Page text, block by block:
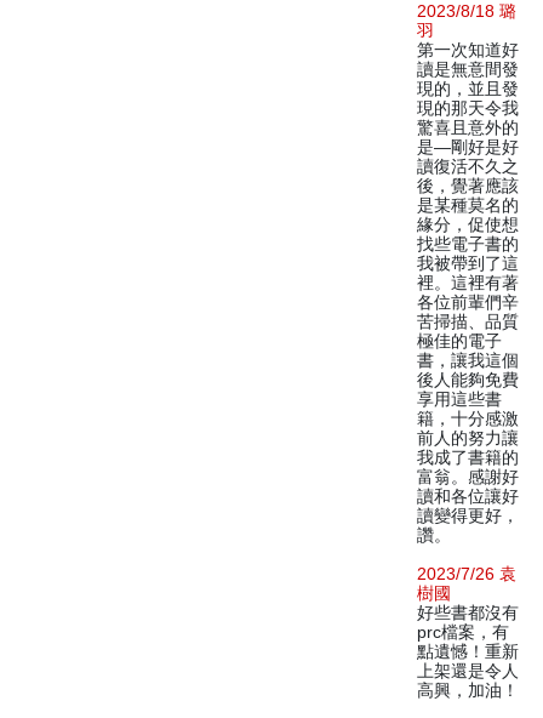
2023/8/18 璐
羽
第一次知道好
讀是無意間發
現的，並且發
現的那天令我
驚喜且意外的
是—剛好是好
讀復活不久之
後，覺著應該
是某種莫名的
緣分，促使想
找些電子書的
我被帶到了這
裡。這裡有著
各位前輩們辛
苦掃描、品質
極佳的電子
書，讓我這個
後人能夠免費
享用這些書
籍，十分感激
前人的努力讓
我成了書籍的
富翁。感謝好
讀和各位讓好
讀變得更好，
讚。
2023/7/26 袁
樹國
好些書都沒有
prc檔案，有
點遺憾！重新
上架還是令人
高興，加油！